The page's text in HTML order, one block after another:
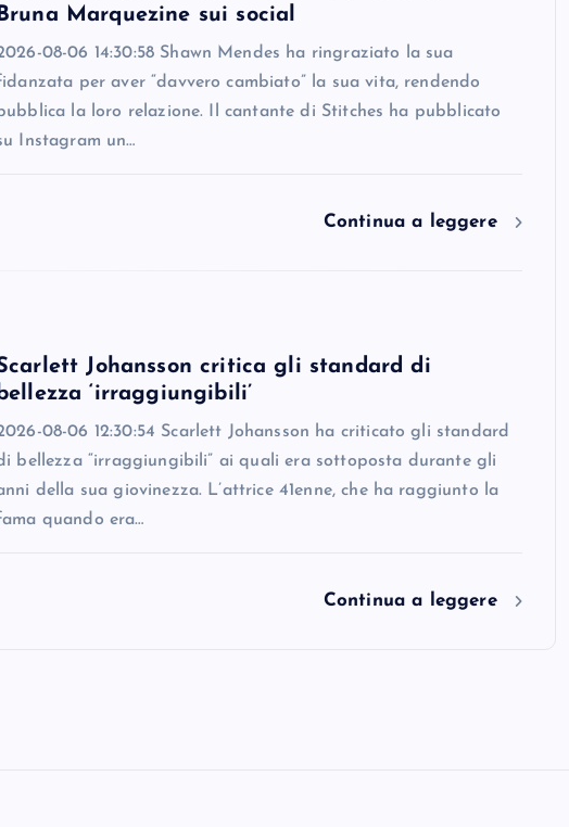
Bruna Marquezine sui social
08-06 14:30:58 Shawn Mendes ha ringraziato la sua
per aver “davvero cambiato” la sua vita, rendendo
la loro relazione. Il cantante di Stitches ha pubblicato
Instagram un…
Continua a leggere
Johansson critica gli standard di
bellezza ‘irraggiungibili’
08-06 12:30:54 Scarlett Johansson ha criticato gli standard
bellezza “irraggiungibili” ai quali era sottoposta durante gli
della sua giovinezza. L’attrice 41enne, che ha raggiunto la
quando era…
Continua a leggere